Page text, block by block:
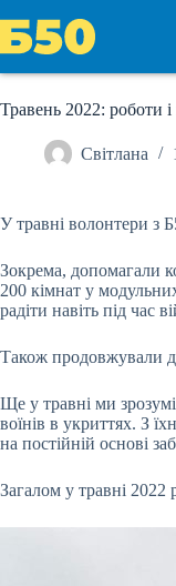
до
вмісту
Травень 2022: роботи і
Світлана
У травні волонтери з
Зокрема, допомагали
200 кімнат у
радіти навіть під час
Також продовжували
Ще у травні ми
воїнів в укриттях. З
на постійній основі
Загалом у травні 2022